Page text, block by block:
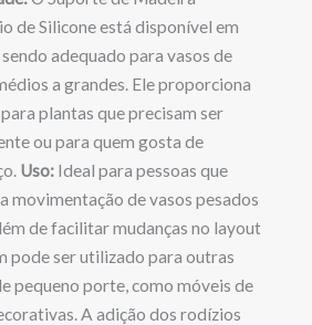
de Silicone está disponível em
adequado para vasos de
a grandes. Ele proporciona
plantas que precisam ser
ou para quem gosta de
Uso: Ideal para pessoas que
movimentação de vasos pesados
de facilitar mudanças no layout
pode ser utilizado para outras
pequeno porte, como móveis de
A adição dos rodízios